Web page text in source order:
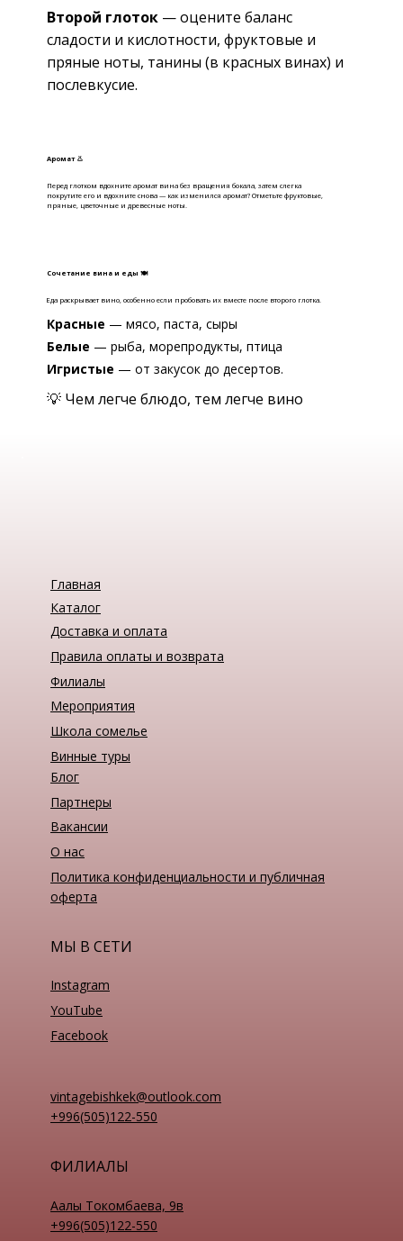
Второй глоток— оцените баланс
сладости и кислотности, фруктовые и
пряные ноты, танины (в красных винах) и
послевкусие.
Аромат 👃
Перед глотком вдохните аромат вина без вращения бокала, затем слегка
покрутите его и вдохните снова — как изменился аромат? Отметьте фруктовые,
пряные, цветочные и древесные ноты.
Сочетание вина и еды 🍽
Еда раскрывает вино, особенно если пробовать их вместе после второго глотка.
Красные — мясо, паста, сыры
Белые — рыба, морепродукты, птица
Игристые — от закусок до десертов.
💡 Чем легче блюдо, тем легче вино
Главная
Каталог
Доставка и оплата
Правила оплаты и возврата
Филиалы
Мероприятия
Школа сомелье
Винные туры
Блог
О нас
Партнеры
Вакансии
Политика конфиденциальности и публичная
оферта
МЫ В СЕТИ
Instagram
YouTube
Facebook
ФИЛИАЛЫ
Аалы Токомбаева, 9в
+996(505)122-550
vintagebishkek@outlook.com
+996(505)122-550